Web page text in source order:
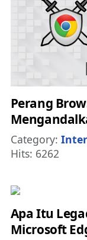
Perang
Details
Category:
Hits: 6262
Apa Itu
Microsoft